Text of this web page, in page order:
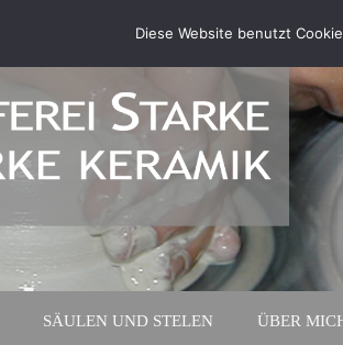
SÄULEN UND STELEN ÜBER
Diese Website benutzt